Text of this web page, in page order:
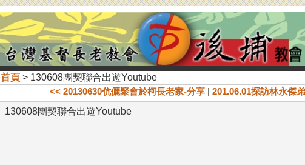
首頁> 130608團契聯合出遊Youtube
<< 20130630伉儷聚會於柯長老家-分享 | 201.06.01探訪林永傑
130608團契聯合出遊Youtube